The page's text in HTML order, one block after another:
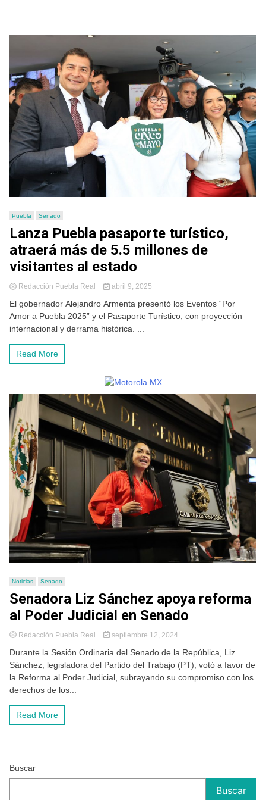
Puebla Senado
Lanza Puebla pasaporte turístico,
atraerá más de 5.5 millones de
visitantes al estado
Redacción Puebla Real abril 9, 2025
El gobernador Alejandro Armenta presentó los Eventos “Por
Amor a Puebla 2025” y el Pasaporte Turístico, con proyección
internacional y derrama histórica. ...
Read More
Noticias Senado
Senadora Liz Sánchez apoya reforma
al Poder Judicial en Senado
Redacción Puebla Real septiembre 12, 2024
Durante la Sesión Ordinaria del Senado de la República, Liz
Sánchez, legisladora del Partido del Trabajo (PT), votó a favor de
la Reforma al Poder Judicial, subrayando su compromiso con los
derechos de los...
Read More
Buscar
Buscar